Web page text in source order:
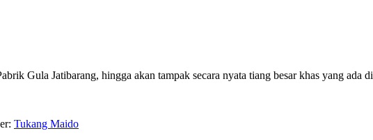
Gula Jatibarang, hingga akan tampak secara nyata tiang besar khas yang ada di
Tukang Maido